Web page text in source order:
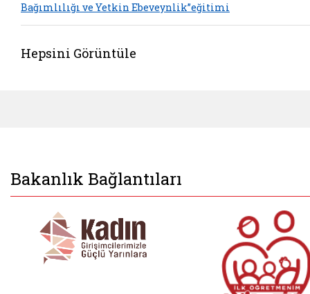
Bağımlılığı ve Yetkin Ebeveynlik”eğitimi
Hepsini Görüntüle
Bakanlık Bağlantıları